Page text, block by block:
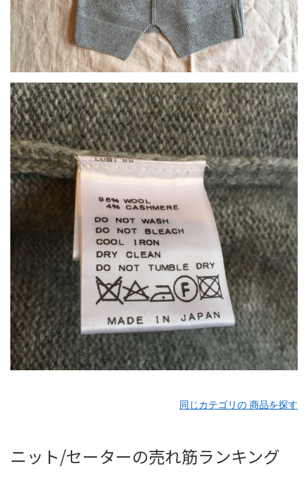
同じカテゴリの 商品を探す
ニット/セーターの売れ筋ランキング